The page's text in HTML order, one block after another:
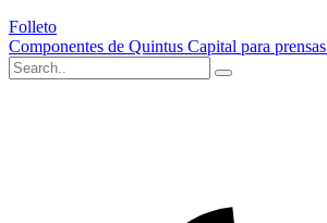
Folleto
Componentes de Quintus Capital para